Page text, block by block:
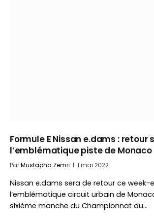
Formule E Nissan e.dams : retour
l’emblématique piste de Monaco
ParMustapha Zemri 1 mai 2022
Nissan e.dams sera de retour ce week-
l’emblématique circuit urbain de
sixième manche du Championnat du…